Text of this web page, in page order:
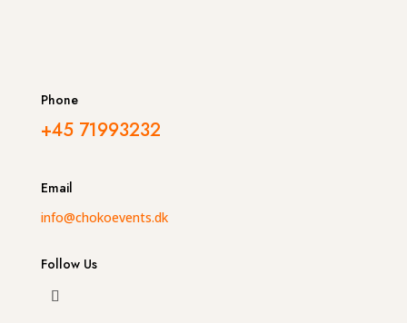
Phone
+45 71993232
Email
info@chokoevents.dk
Follow Us